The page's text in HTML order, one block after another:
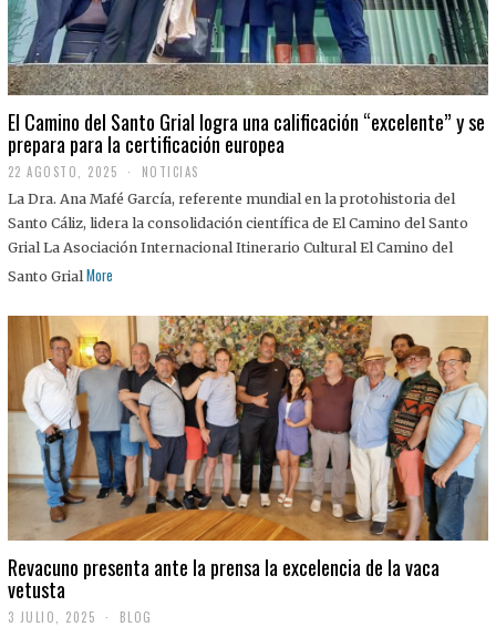
El Camino del Santo Grial logra una calificación “excelente” y se
prepara para la certificación europea
22 AGOSTO, 2025
2
A
G
O
S
2
5
NOTICIAS
La Dra. Ana Mafé García, referente mundial en la protohistoria del
Santo Cáliz, lidera la consolidación científica de El Camino del Santo
Grial La Asociación Internacional Itinerario Cultural El Camino del
Santo Grial More
Revacuno presenta ante la prensa la excelencia de la vaca
vetusta
3 JULIO, 2025 BLOG